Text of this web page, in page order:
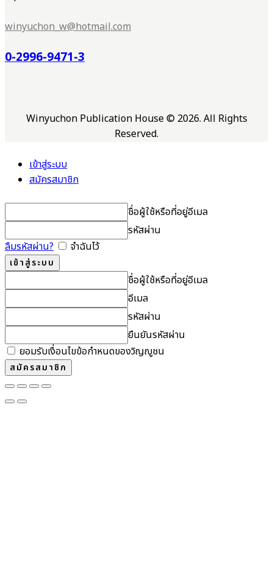
winyuchon_w@hotmail.com
0-2996-9471-3
Winyuchon Publication House © 2026. All Rights
Reserved.
เข้าสู่ระบบ
สมัครสมาชิก
ชื่อผู้ใช้หรือที่อยู่อีเมล
รหัสผ่าน
ลืมรหัสผ่าน?
จำฉันไว้
ชื่อผู้ใช้หรือที่อยู่อีเมล
อีเมล
รหัสผ่าน
ยืนยันรหัสผ่าน
ยอมรับเงื่อนไขข้อกำหนดของวิญญูชน